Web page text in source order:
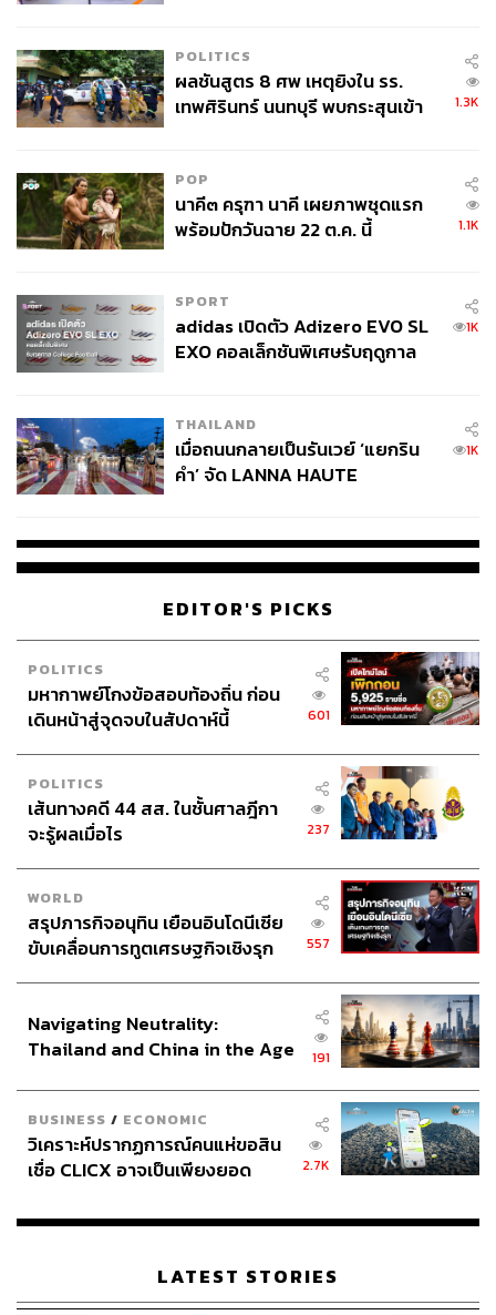
POLITICS
ผลชันสูตร 8 ศพ เหตุยิงใน รร.
เทพศิรินทร์ นนทบุรี พบกระสุนเข้า
1.3K
POP
นาคี๓ ครุฑา นาคี เผยภาพชุดแรก
พร้อมปักวันฉาย 22 ต.ค. นี้
1.1K
SPORT
adidas เปิดตัว Adizero EVO SL
EXO คอลเล็กชันพิเศษรับฤดูกาล
1K
THAILAND
เมื่อถนนกลายเป็นรันเวย์ ‘แยกริน
คำ’ จัด LANNA HAUTE
1K
EDITOR'S PICKS
POLITICS
มหากาพย์โกงข้อสอบท้องถิ่น ก่อน
เดินหน้าสู่จุดจบในสัปดาห์นี้
601
POLITICS
เส้นทางคดี 44 สส. ในชั้นศาลฎีกา
จะรู้ผลเมื่อไร
237
WORLD
สรุปภารกิจอนุทิน เยือนอินโดนีเซีย
ขับเคลื่อนการทูตเศรษฐกิจเชิงรุก
557
Navigating Neutrality:
Thailand and China in the Age
191
BUSINESS / ECONOMIC
วิเคราะห์ปรากฏการณ์คนแห่ขอสิน
เชื่อ CLICX อาจเป็นเพียงยอด
เรือนไทยที่ถูกซุกไว้
2.7K
LATEST STORIES